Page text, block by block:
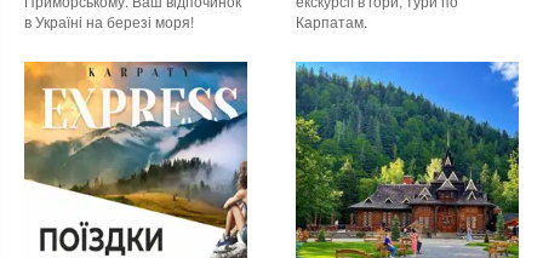
в Україні на березі моря!
Карпатам.